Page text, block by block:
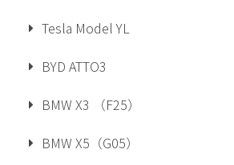
Tesla Model YL
BYD ATTO3
BMW X3 （F25）
BMW X5（G05）